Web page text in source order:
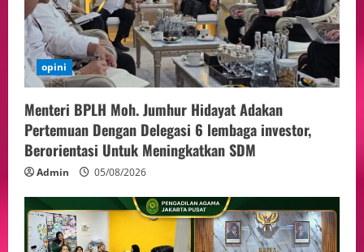
opini
Menteri BPLH Moh. Jumhur Hidayat Adakan
Pertemuan Dengan Delegasi 6 lembaga investor,
Berorientasi Untuk Meningkatkan SDM
Admin 05/08/2026